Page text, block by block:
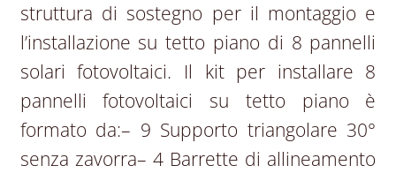
struttura di sostegno per il montaggio e
l’installazione su tetto piano di 8 pannelli
solari fotovoltaici. Il kit per installare 8
pannelli fotovoltaici su tetto piano è
formato da:– 9 Supporto triangolare 30°
senza zavorra– 4 Barrette di allineamento